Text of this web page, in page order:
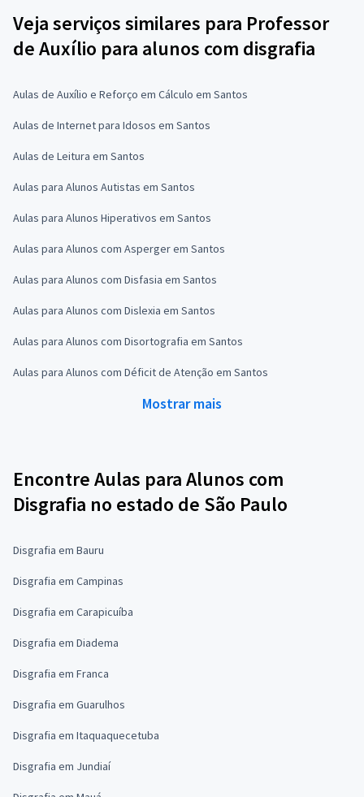
Veja serviços similares para Professor
de Auxílio para alunos com disgrafia
Aulas de Auxílio e Reforço em Cálculo em Santos
Aulas de Internet para Idosos em Santos
Aulas de Leitura em Santos
Aulas para Alunos Autistas em Santos
Aulas para Alunos Hiperativos em Santos
Aulas para Alunos com Asperger em Santos
Aulas para Alunos com Disfasia em Santos
Aulas para Alunos com Dislexia em Santos
Aulas para Alunos com Disortografia em Santos
Aulas para Alunos com Déficit de Atenção em Santos
Mostrar mais
Encontre Aulas para Alunos com
Disgrafia no estado de São Paulo
Disgrafia em Bauru
Disgrafia em Campinas
Disgrafia em Carapicuíba
Disgrafia em Diadema
Disgrafia em Franca
Disgrafia em Guarulhos
Disgrafia em Itaquaquecetuba
Disgrafia em Jundiaí